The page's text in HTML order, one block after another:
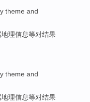
theme and
理信息等对结果
theme and
理信息等对结果